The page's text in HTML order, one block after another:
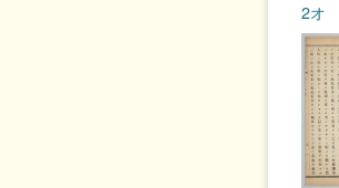
2オ